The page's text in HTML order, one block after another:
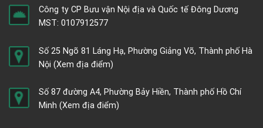
Công ty CP Bưu vận Nội địa và Quốc tế Đông Dương
MST: 0107912577
Số 25 Ngõ 81 Láng Hạ, Phường Giảng Võ, Thành phố Hà
Nội (Xem địa điểm)
Số 87 đường A4, Phường Bảy Hiền, Thành phố Hồ Chí
Minh (Xem địa điểm)